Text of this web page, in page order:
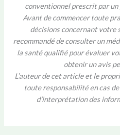
conventionnel prescrit par
Avant de commencer toute
décisions concernant votre
recommandé de consulter un
la santé qualifié pour évaluer
obtenir un avis
L’auteur de cet article et le
toute responsabilité en cas
d’interprétation des